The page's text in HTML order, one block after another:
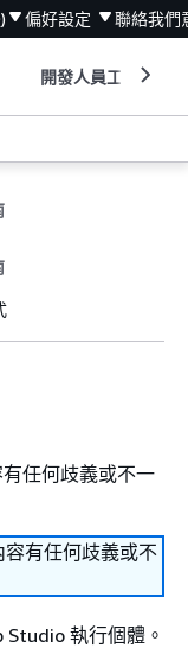
偏好設定 聯絡我們
開發人員工具
任何歧義或不一
有任何歧義或不
執行個體。